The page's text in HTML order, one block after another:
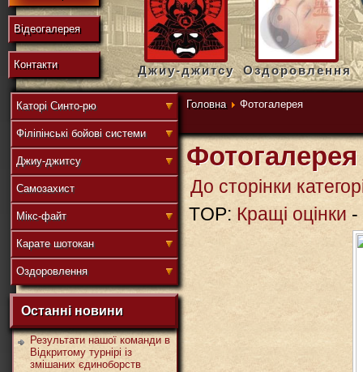
域
連
盟
武
道
Відеогалерея
Контакти Джиу-джитсу Оздоровлення
Головна Фотогалерея
Каторі Синто-рю
Філіпінські бойові системи
Джиу-джитсу
Самозахист
Мікс-файт
Карате шотокан
Оздоровлення
Останні новини
Результати нашої команди в
Відкритому турнірі із
змішаних єдиноборств
Фотогалерея
До сторінки
TOP: Кращі оцінки -